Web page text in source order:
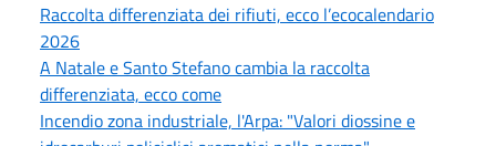
Raccolta differenziata dei rifiuti, ecco l’ecocalendario
2026
A Natale e Santo Stefano cambia la raccolta
differenziata, ecco come
Incendio zona industriale, l'Arpa: "Valori diossine e